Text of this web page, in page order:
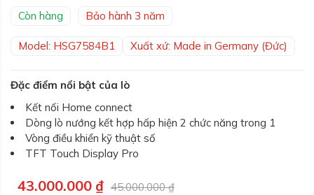
Còn hàng
Bảo hành 3 năm
Model: HSG7584B1 Xuất xứ: Made in Germany (Đức)
Đặc điểm nổi bật của lò
Kết nối Home connect
Dòng lò nướng kết hợp hấp hiện 2 chức năng trong 1
Vòng điều khiển kỹ thuật số
TFT Touch Display Pro
45.000.000₫
Giá
43.000.000 ₫
Giá